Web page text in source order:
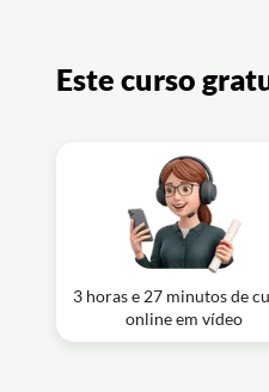
Este curso
3 horas e 27 minutos de
online em vídeo